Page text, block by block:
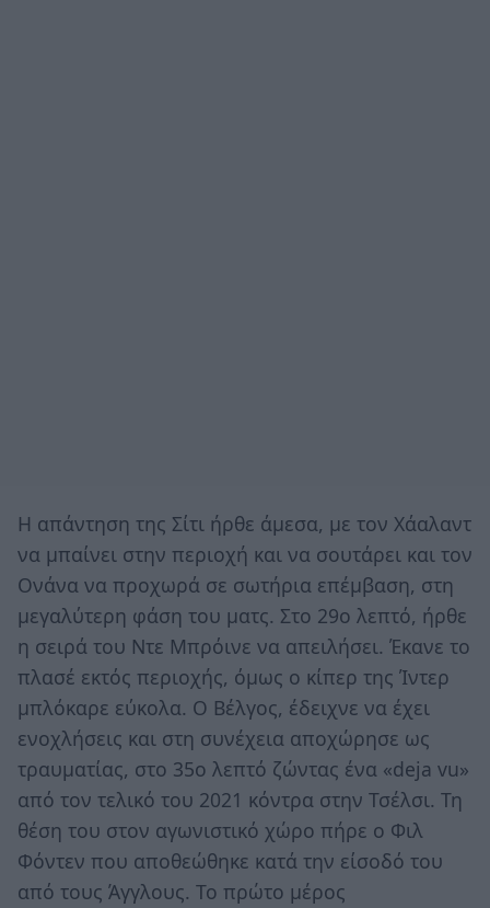
Η απάντηση της Σίτι ήρθε άμεσα, με τον Χάαλαντ
να μπαίνει στην περιοχή και να σουτάρει και τον
Ονάνα να προχωρά σε σωτήρια επέμβαση, στη
μεγαλύτερη φάση του ματς. Στο 29ο λεπτό, ήρθε
η σειρά του Ντε Μπρόινε να απειλήσει. Έκανε το
πλασέ εκτός περιοχής, όμως ο κίπερ της Ίντερ
μπλόκαρε εύκολα. Ο Βέλγος, έδειχνε να έχει
ενοχλήσεις και στη συνέχεια αποχώρησε ως
τραυματίας, στο 35ο λεπτό ζώντας ένα «deja vu»
από τον τελικό του 2021 κόντρα στην Τσέλσι. Τη
θέση του στον αγωνιστικό χώρο πήρε ο Φιλ
Φόντεν που αποθεώθηκε κατά την είσοδό του
από τους Άγγλους. Το πρώτο μέρος